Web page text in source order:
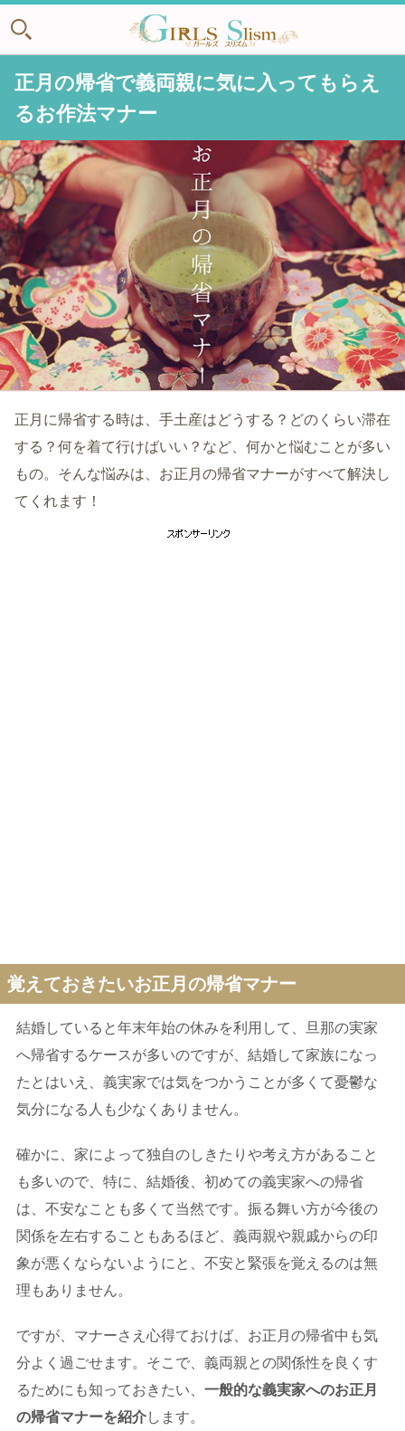
正月の帰省で義両親に気に入ってもらえ
るお作法マナー
正月に帰省する時は、手土産はどうする？どのくらい滞在
する？何を着て行けばいい？など、何かと悩むことが多い
もの。そんな悩みは、お正月の帰省マナーがすべて解決し
てくれます！
覚えておきたいお正月の帰省マナー
結婚していると年末年始の休みを利用して、旦那の実家
へ帰省するケースが多いのですが、結婚して家族になっ
たとはいえ、義実家では気をつかうことが多くて憂鬱な
気分になる人も少なくありません。
確かに、家によって独自のしきたりや考え方があること
も多いので、特に、結婚後、初めての義実家への帰省
は、不安なことも多くて当然です。振る舞い方が今後の
関係を左右することもあるほど、義両親や親戚からの印
象が悪くならないようにと、不安と緊張を覚えるのは無
理もありません。
ですが、マナーさえ心得ておけば、お正月の帰省中も気
分よく過ごせます。そこで、義両親との関係性を良くす
るためにも知っておきたい、 一般的な義実家へのお正月
の帰省マナーを紹介します。